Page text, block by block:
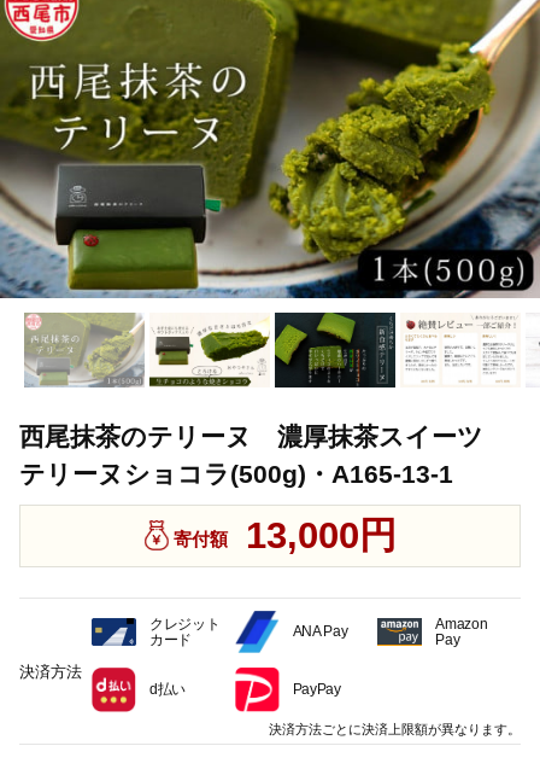
西尾抹茶のテリーヌ 濃厚抹茶スイーツ
テリーヌショコラ(500g)・A165-13-1
寄付額 13,000円
決済方法
クレジット
カード
ANA Pay
Amazon
Pay
d払い PayPay
決済方法ごとに決済上限額が異なります。